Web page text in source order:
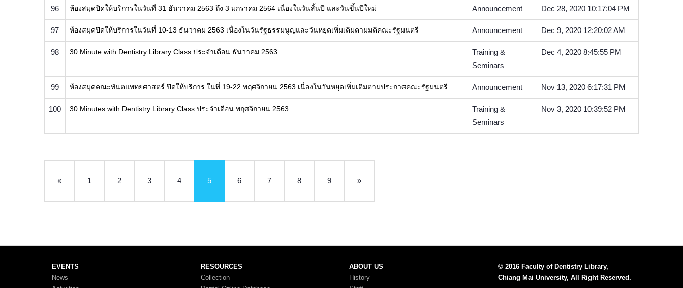
96 ห้องสมุดปิดให้บริการในวันที่ 31 ธันวาคม 2563 ถึง 3 มกราคม 2564 เนื่องในวันสิ้นปี และวันขึ้นปีใหม่ Announcement Dec 28, 2020 10:17:04 PM
97 ห้องสมุดปิดให้บริการในวันที่ 10-13 ธันวาคม 2563 เนื่องในวันรัฐธรรมนูญและวันหยุดเพิ่มเติมตามมติคณะรัฐมนตรี Announcement Dec 9, 2020 12:20:02 AM
98 30 Minute with Dentistry Library Class ประจำเดือน ธันวาคม 2563
Training &
Seminars
Dec 4, 2020 8:45:55 PM
99 ห้องสมุดคณะทันตแพทยศาสตร์ ปิดให้บริการ ในที่ 19-22 พฤศจิกายน 2563 เนื่องในวันหยุดเพิ่มเติมตามประกาศคณะรัฐมนตรี Announcement Nov 13, 2020 6:17:31 PM
100 ​30 Minutes with Dentistry Library Class ประจำเดือน พฤศจิกายน 2563
Training &
Seminars
Nov 3, 2020 10:39:52 PM
« 1 2 3 4 5 6 7 8 9 »
EVENTS
News
RESOURCES
Collection
ABOUT US
History
© 2016 Faculty of Dentistry Library,
Chiang Mai University, All Right Reserved.